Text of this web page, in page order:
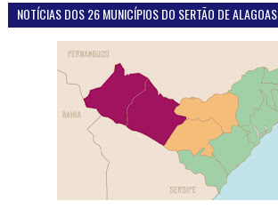
NOTÍCIAS DOS 26 MUNICÍPIOS DO SERTÃO DE ALAGOAS